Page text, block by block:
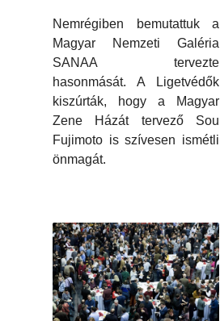
Nemrégiben bemutattuk a
Magyar Nemzeti Galéria
SANAA tervezte
hasonmását. A Ligetvédők
kiszúrták, hogy a Magyar
Zene Házát tervező Sou
Fujimoto is szívesen ismétli
önmagát.